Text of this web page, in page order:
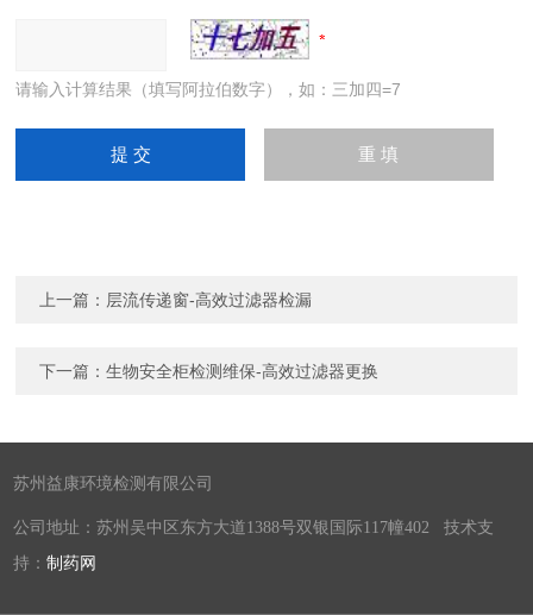
请输入计算结果（填写阿拉伯数字），如：三加四=7
上一篇： 层流传递窗-高效过滤器检漏
下一篇：生物安全柜检测维保-高效过滤器更换
苏州益康环境检测有限公司
公司地址：苏州吴中区东方大道1388号双银国际117幢402 技术支
持：制药网